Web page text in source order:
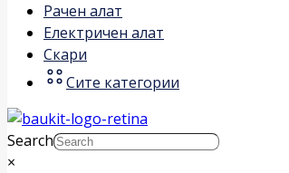
Рачен алат
Електричен алат
Скари
Сите категории
Search
×